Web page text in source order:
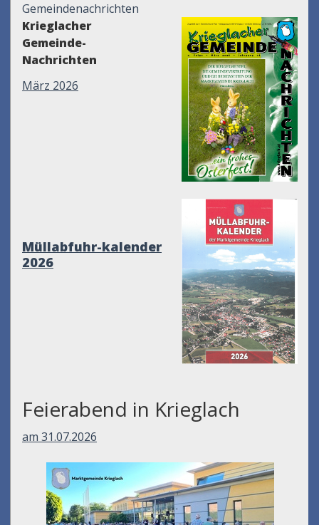
Gemeindenachrichten
Krieglacher
Gemeinde-
Nachrichten
März 2026
Müllabfuhr-kalender
2026
Feierabend in Krieglach
am 31.07.2026